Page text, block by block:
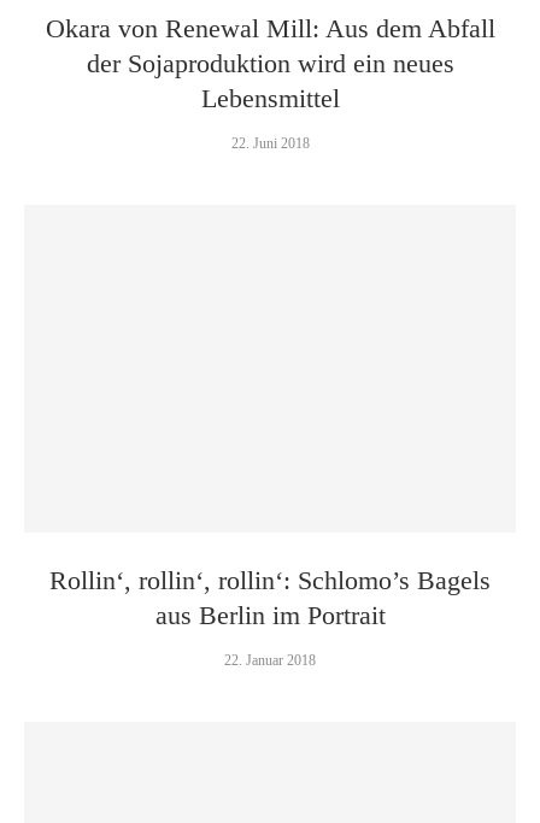
Okara von Renewal Mill: Aus dem Abfall
der Sojaproduktion wird ein neues
Lebensmittel
22. Juni 2018
Rollin‘, rollin‘, rollin‘: Schlomo’s Bagels
aus Berlin im Portrait
22. Januar 2018